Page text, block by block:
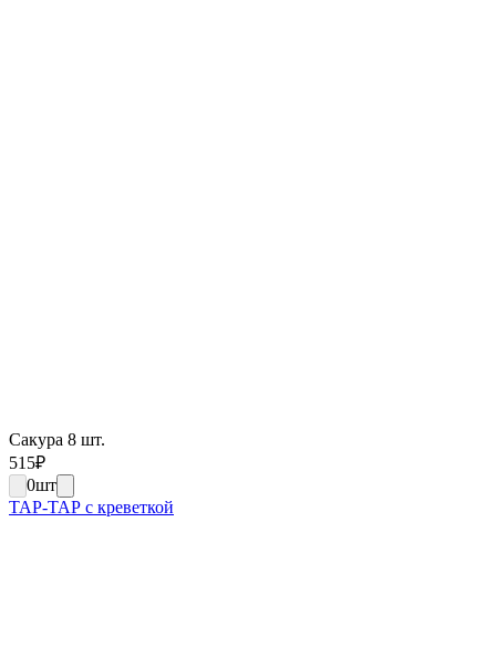
Сакура 8 шт.
515₽
0шт
ТАР-ТАР с креветкой